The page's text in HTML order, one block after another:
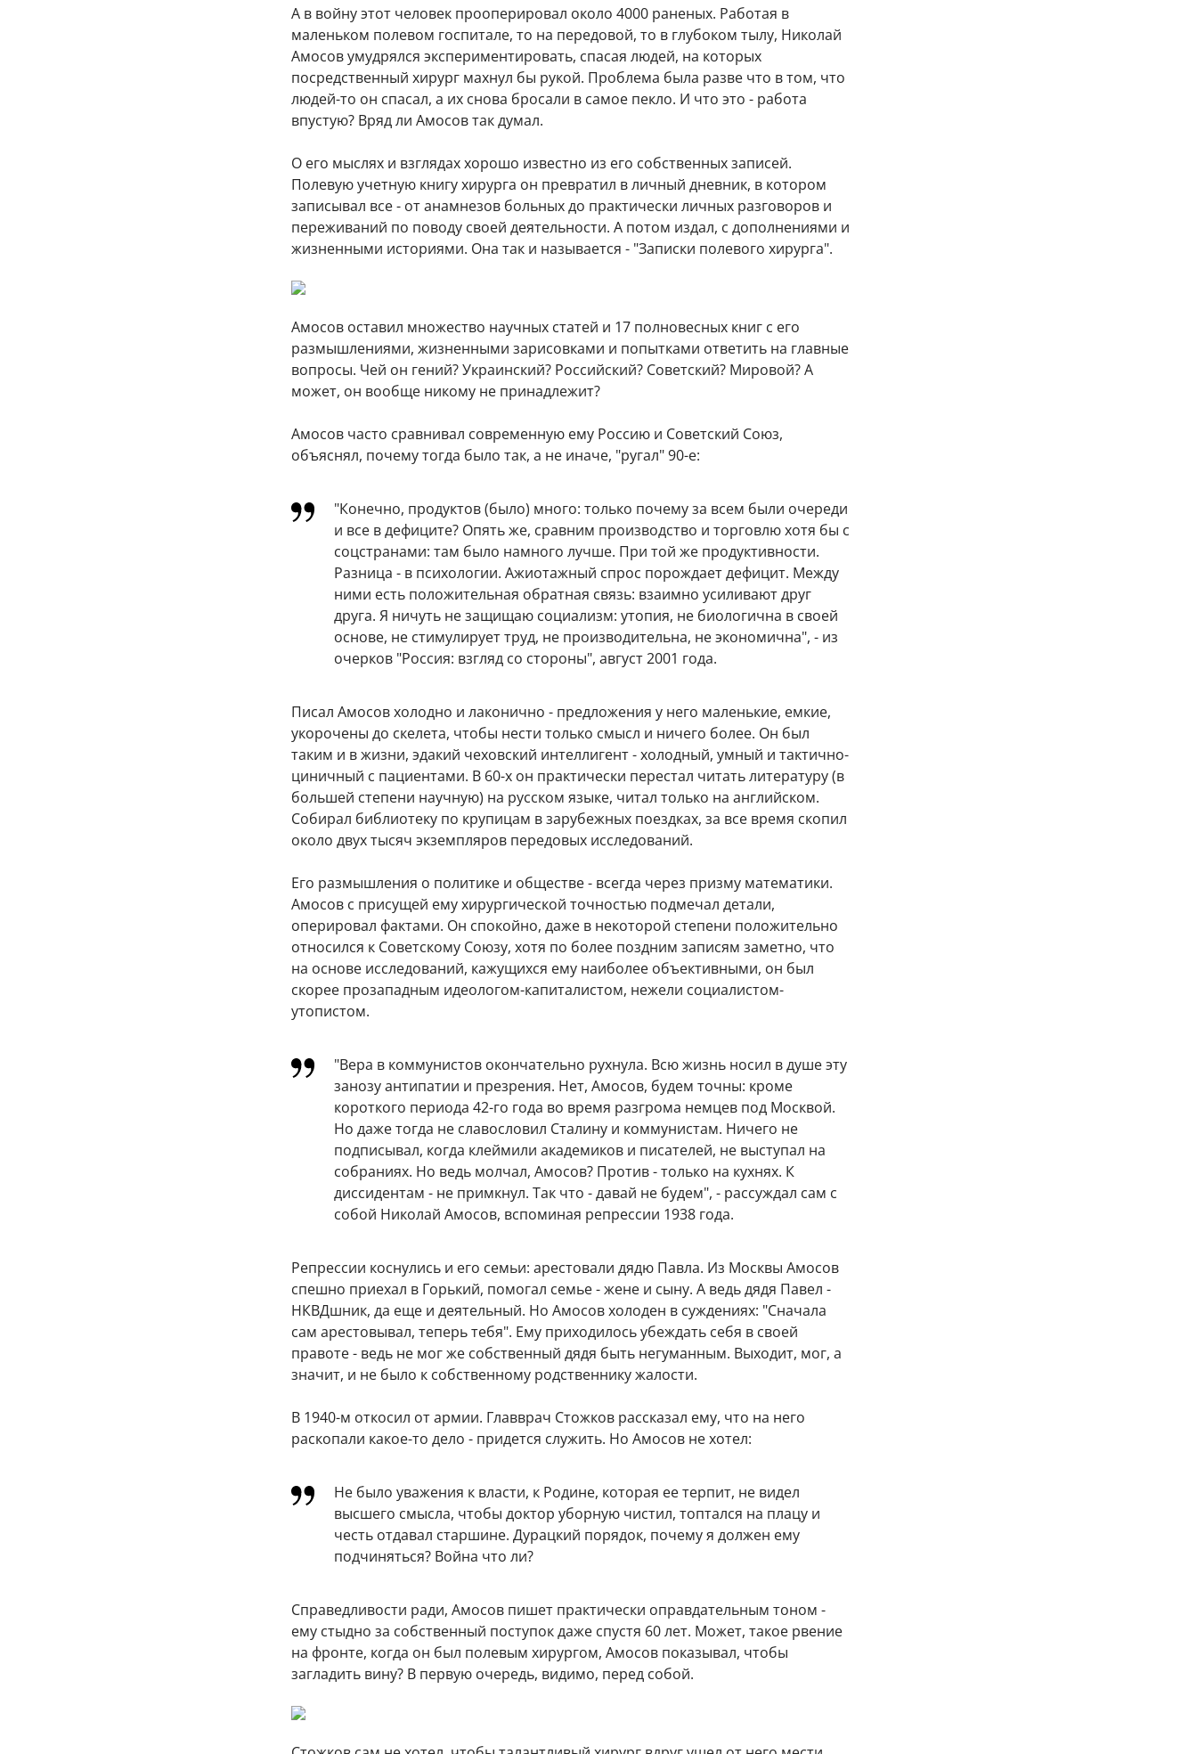
А в войну этот человек прооперировал около 4000 раненых. Работая в
маленьком полевом госпитале, то на передовой, то в глубоком тылу, Николай
Амосов умудрялся экспериментировать, спасая людей, на которых
посредственный хирург махнул бы рукой. Проблема была разве что в том, что
людей-то он спасал, а их снова бросали в самое пекло. И что это - работа
впустую? Вряд ли Амосов так думал.
О его мыслях и взглядах хорошо известно из его собственных записей.
Полевую учетную книгу хирурга он превратил в личный дневник, в котором
записывал все - от анамнезов больных до практически личных разговоров и
переживаний по поводу своей деятельности. А потом издал, с дополнениями и
жизненными историями. Она так и называется - "Записки полевого хирурга".
Амосов оставил множество научных статей и 17 полновесных книг с его
размышлениями, жизненными зарисовками и попытками ответить на главные
вопросы. Чей он гений? Украинский? Российский? Советский? Мировой? А
может, он вообще никому не принадлежит?
Амосов часто сравнивал современную ему Россию и Советский Союз,
объяснял, почему тогда было так, а не иначе, "ругал" 90-е:
"Конечно, продуктов (было) много: только почему за всем были очереди
и все в дефиците? Опять же, сравним производство и торговлю хотя бы с
соцстранами: там было намного лучше. При той же продуктивности.
Разница - в психологии. Ажиотажный спрос порождает дефицит. Между
ними есть положительная обратная связь: взаимно усиливают друг
друга. Я ничуть не защищаю социализм: утопия, не биологична в своей
основе, не стимулирует труд, не производительна, не экономична", - из
очерков "Россия: взгляд со стороны", август 2001 года.
Писал Амосов холодно и лаконично - предложения у него маленькие, емкие,
укорочены до скелета, чтобы нести только смысл и ничего более. Он был
таким и в жизни, эдакий чеховский интеллигент - холодный, умный и тактично-
циничный с пациентами. В 60-х он практически перестал читать литературу (в
большей степени научную) на русском языке, читал только на английском.
Собирал библиотеку по крупицам в зарубежных поездках, за все время скопил
около двух тысяч экземпляров передовых исследований.
Его размышления о политике и обществе - всегда через призму математики.
Амосов с присущей ему хирургической точностью подмечал детали,
оперировал фактами. Он спокойно, даже в некоторой степени положительно
относился к Советскому Союзу, хотя по более поздним записям заметно, что
на основе исследований, кажущихся ему наиболее объективными, он был
скорее прозападным идеологом-капиталистом, нежели социалистом-
утопистом.
"Вера в коммунистов окончательно рухнула. Всю жизнь носил в душе эту
занозу антипатии и презрения. Нет, Амосов, будем точны: кроме
короткого периода 42-го года во время разгрома немцев под Москвой.
Но даже тогда не славословил Сталину и коммунистам. Ничего не
подписывал, когда клеймили академиков и писателей, не выступал на
собраниях. Но ведь молчал, Амосов? Против - только на кухнях. К
диссидентам - не примкнул. Так что - давай не будем", - рассуждал сам с
собой Николай Амосов, вспоминая репрессии 1938 года.
Репрессии коснулись и его семьи: арестовали дядю Павла. Из Москвы Амосов
спешно приехал в Горький, помогал семье - жене и сыну. А ведь дядя Павел -
НКВДшник, да еще и деятельный. Но Амосов холоден в суждениях: "Сначала
сам арестовывал, теперь тебя". Ему приходилось убеждать себя в своей
правоте - ведь не мог же собственный дядя быть негуманным. Выходит, мог, а
значит, и не было к собственному родственнику жалости.
В 1940-м откосил от армии. Главврач Стожков рассказал ему, что на него
раскопали какое-то дело - придется служить. Но Амосов не хотел:
Не было уважения к власти, к Родине, которая ее терпит, не видел
высшего смысла, чтобы доктор уборную чистил, топтался на плацу и
честь отдавал старшине. Дурацкий порядок, почему я должен ему
подчиняться? Война что ли?
Справедливости ради, Амосов пишет практически оправдательным тоном -
ему стыдно за собственный поступок даже спустя 60 лет. Может, такое рвение
на фронте, когда он был полевым хирургом, Амосов показывал, чтобы
загладить вину? В первую очередь, видимо, перед собой.